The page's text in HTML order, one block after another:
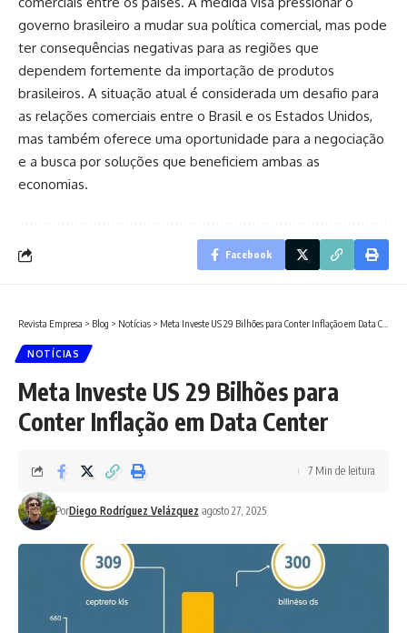
governo brasileiro a mudar sua política comercial, mas pode
ter consequências negativas para as regiões que
dependem fortemente da importação de produtos
brasileiros. A situação atual é considerada um desafio para
as relações comerciais entre o Brasil e os Estados Unidos,
mas também oferece uma oportunidade para a negociação
e a busca por soluções que beneficiem ambas as
economias.
Facebook
Revista Empresa > Blog > Notícias > Meta Investe US 29 Bilhões para Conter Inflação em Data Center
NOTÍCIAS
Meta Investe US 29 Bilhões para
Conter Inflação em Data Center
PorDiego Rodríguez Velázquez agosto 27, 2025
7 Min de leitura